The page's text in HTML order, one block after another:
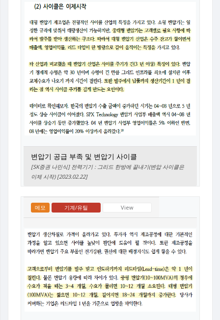
변압기 공급 부족 및 변압기 사이클
[SK증권 나민식] 전력기기 : 그리드 한방에 끝내기(변압 사이클은
이제 시작) [2023.02.22]
메모 기계/유틸 View